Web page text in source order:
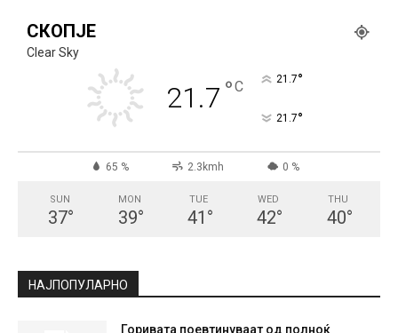
СКОПЈЕ
Clear Sky
21.7 °C 21.7°
21.7°
65 % 2.3kmh 0 %
SUN
37°
MON
39°
TUE
41 °
WED
42°
THU
40°
НАЈПОПУЛАРНО
Горивата поевтинуваат од полноќ